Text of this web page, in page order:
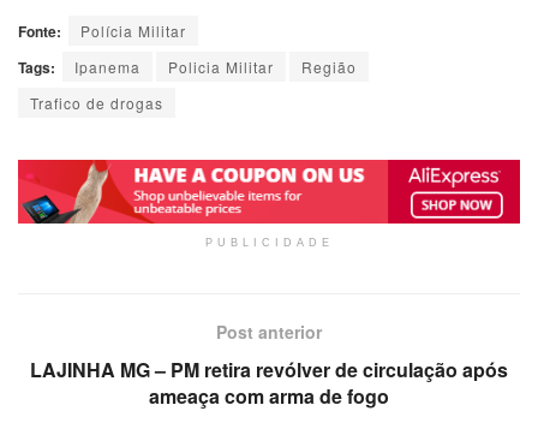
Fonte: Polícia Militar
Tags: Ipanema Policia Militar
Região
Trafico de drogas
PUBLICIDADE
Post anterior
LAJINHA MG – PM retira revólver de circulação após
ameaça com arma de fogo